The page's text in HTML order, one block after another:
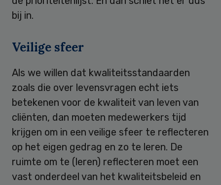
bij in.
Veilige sfeer
Als we willen dat kwaliteitsstandaarden
zoals die over levensvragen echt iets
betekenen voor de kwaliteit van leven van
cliënten, dan moeten medewerkers tijd
krijgen om in een veilige sfeer te reflecteren
op het eigen gedrag en zo te leren. De
ruimte om te (leren) reflecteren moet een
vast onderdeel van het kwaliteitsbeleid en